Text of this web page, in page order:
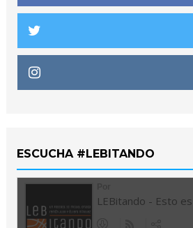
ESCUCHA #LEBITANDO